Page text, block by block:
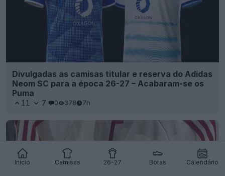
Início Camisas 26-27 Botas Calendário
Divulgadas as camisas titular e reserva do Adidas
Neom SC para a época 26-27 – Acabaram-se os
Puma
11 7 0 378 7h